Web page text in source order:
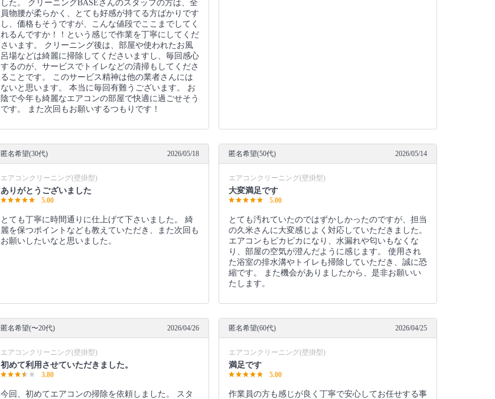
した。 クリーニングBASEさんのスタッフの方は、全
員物腰が柔らかく、とても好感が持てる方ばかりです
し、価格もそうですが、こんな値段でここまでしてく
れるんですか！！という感じで作業を丁寧にしてくだ
さいます。 クリーニング後は、部屋や使われたお風
呂場などは綺麗に掃除してくださいますし、毎回感心
するのが、サービスでトイレなどの清掃もしてくださ
ることです。 このサービス精神は他の業者さんには
ないと思います。 本当に毎回有難うございます。 お
陰で今年も綺麗なエアコンの部屋で快適に過ごせそう
です。 また次回もお願いするつもりです！
匿名希望(30代) 2026/05/18
エアコンクリーニング(壁掛型)
ありがとうございました
5.00
とても丁寧に時間通りに仕上げて下さいました。 綺
麗を保つポイントなども教えていただき、また次回も
お願いしたいなと思いました。
匿名希望(50代) 2026/05/14
エアコンクリーニング(壁掛型)
大変満足です
5.00
とても汚れていたのではずかしかったのですが、担当
の久米さんに大変感じよく対応していただきました。
エアコンもピカピカになり、水漏れや匂いもなくな
り、部屋の空気が澄んだように感じます。 使用され
た浴室の排水溝やトイレも掃除していただき、誠に恐
縮です。 また機会がありましたから、是非お願いい
たします。
匿名希望(〜20代) 2026/04/26
エアコンクリーニング(壁掛型)
初めて利用させていただきました。
3.80
今回、初めてエアコンの掃除を依頼しました。 スタ
匿名希望(60代) 2026/04/25
エアコンクリーニング(壁掛型)
満足です
5.00
作業員の方も感じが良く丁寧で安心してお任せする事